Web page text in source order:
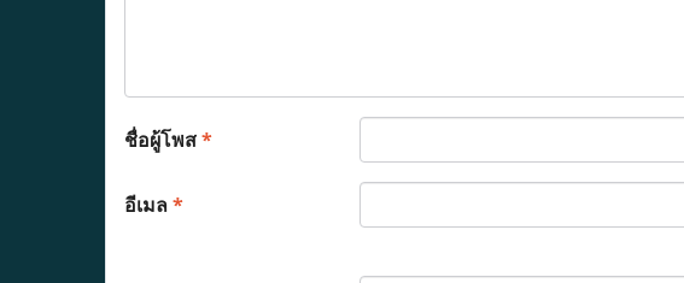
ชื่อผู้โพส*
อีเมล*